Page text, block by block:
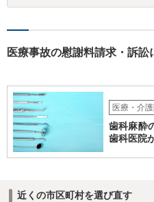
医療事故の慰謝料請求・訴
医療・介
歯科麻酔
歯科医院
近くの市区町村を選び直す